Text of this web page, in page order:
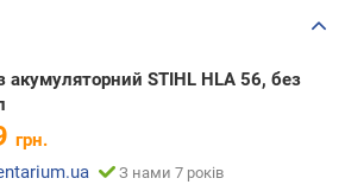
акумуляторний STIHL HLA 56, без
грн.
З нами 7 років